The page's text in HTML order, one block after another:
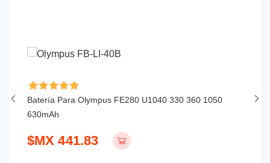
Batería Para Olympus FE280 U1040 330 360 1050
630mAh
$MX 441.83